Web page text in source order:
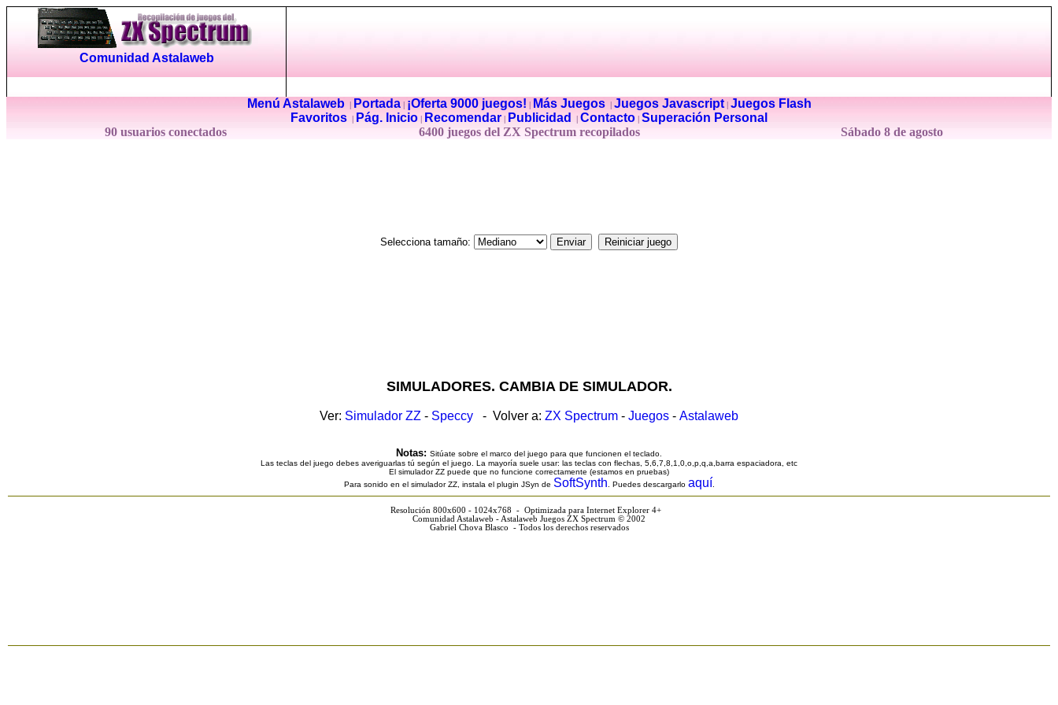
Comunidad Astalaweb
Menú Astalaweb| Portada| ¡Oferta 9000 juegos! Más Juegos| Juegos Javascript| Juegos Flash
Favoritos
Pág. Inicio Recomendar Publicidad Contacto Superación Personal
90 usuarios conectados
6400 juegos del ZX Spectrum recopilados Sábado 8 de agosto
Selecciona tamaño:
SIMULADORES. CAMBIA DE SIMULADOR.
Ver: Simulador ZZ - Speccy - Volver a: ZX Spectrum - Juegos - Astalaweb
Notas: Sitúate sobre el marco del juego para que funcionen el teclado.
Las teclas del juego debes averiguarlas tú según el juego. La mayoría suele usar: las teclas con flechas, 5,6,7,8,1,0,o,p,q,a,barra espaciadora, etc
El simulador ZZ puede que no funcione correctamente (estamos en pruebas)
Para sonido en el simulador ZZ, instala el plugin JSyn de SoftSynth . Puedes descargarlo aquí
Resolución 800x600 - 1024x768 - Optimizada para Internet Explorer 4+
Comunidad Astalaweb - Astalaweb Juegos ZX Spectrum © 2002
Gabriel Chova Blasco - Todos los derechos reservados